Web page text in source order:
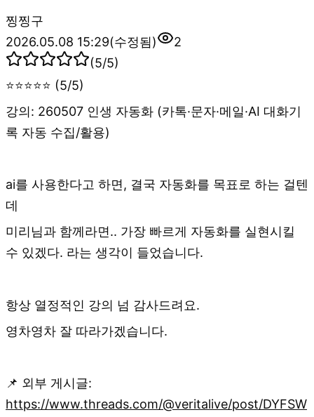
찡찡구
2026.05.08 15:29(수정됨)
2
(5/5)
⭐⭐⭐⭐⭐ (5/5)
강의: 260507 인생 자동화 (카톡·문자·메일·AI 대화기
록 자동 수집/활용)
ai를 사용한다고 하면, 결국 자동화를 목표로 하는 걸텐
데
미리님과 함께라면.. 가장 빠르게 자동화를 실현시킬
수 있겠다. 라는 생각이 들었습니다.
항상 열정적인 강의 넘 감사드려요.
영차영차 잘 따라가겠습니다.
📌 외부 게시글:
https://www.threads.com/@veritalive/post/DYFSW